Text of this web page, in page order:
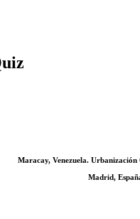
Maracay, Venezuela.
Madrid,